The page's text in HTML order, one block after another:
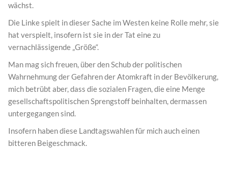
wächst.
Die Linke spielt in dieser Sache im Westen keine Rolle mehr, sie
hat verspielt, insofern ist sie in der Tat eine zu
vernachlässigende „Größe“.
Man mag sich freuen, über den Schub der politischen
Wahrnehmung der Gefahren der Atomkraft in der Bevölkerung,
mich betrübt aber, dass die sozialen Fragen, die eine Menge
gesellschaftspolitischen Sprengstoff beinhalten, dermassen
untergegangen sind.
Insofern haben diese Landtagswahlen für mich auch einen
bitteren Beigeschmack.